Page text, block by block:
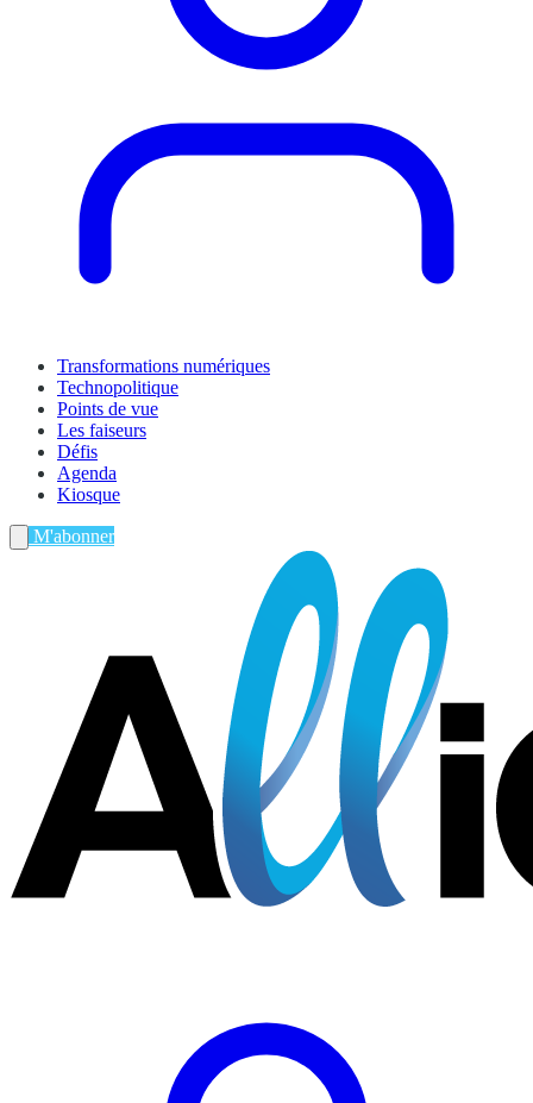
Transformations numériques
Technopolitique
Points de vue
Les faiseurs
Défis
Agenda
Kiosque
M'abonner